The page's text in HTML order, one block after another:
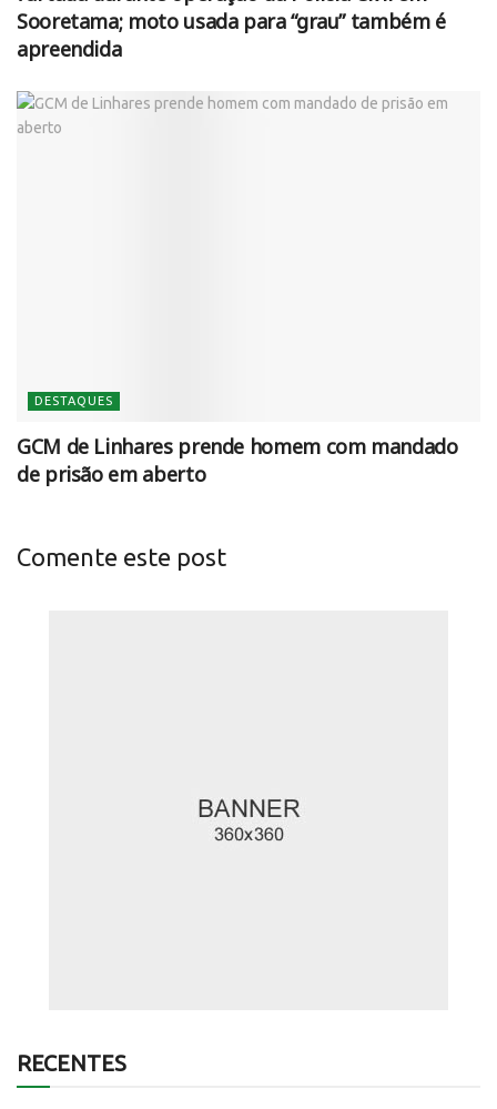
Sooretama; moto usada para “grau” também é
apreendida
DESTAQUES
GCM de Linhares prende homem com mandado
de prisão em aberto
Comente este post
RECENTES